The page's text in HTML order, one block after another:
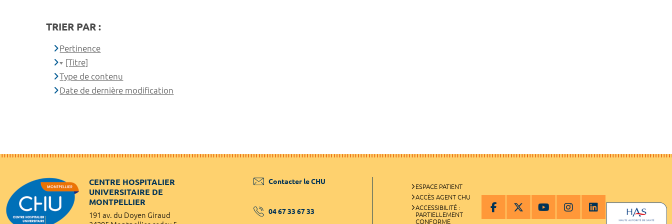
TRIER PAR :
Pertinence
[Titre]
Type de contenu
Date de dernière modification
CENTRE HOSPITALIER
UNIVERSITAIRE DE
MONTPELLIER
191 av. du Doyen Giraud
Contacter le CHU
04 67 33 67 33
ESPACE PATIENT
ACCÈS AGENT CHU
ACCESSIBILITÉ :
PARTIELLEMENT
CONFORME